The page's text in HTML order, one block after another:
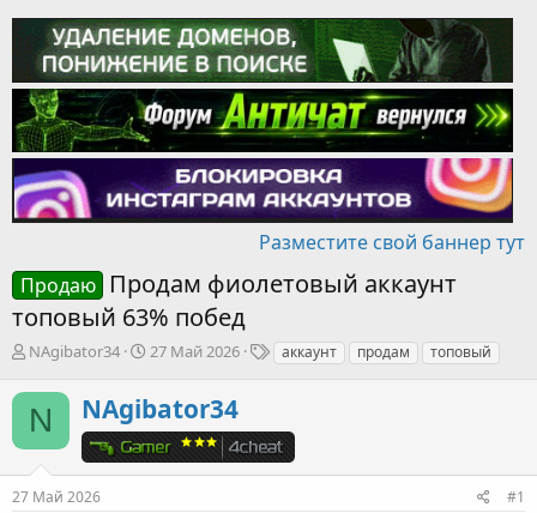
Разместите свой баннер тут
Продаю
Продам фиолетовый аккаунт
топовый 63% побед
А
т
о
р
е
м
NAgibator34
Д
а
н
а
ч
27 Май 2026
Таккаунт продам топовый
N NAgibator34
27 Май 2026 #1